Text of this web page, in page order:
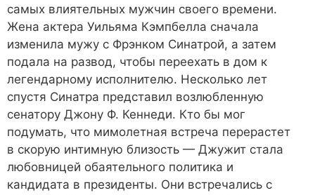
самых влиятельных мужчин своего времени.
Жена актера Уильяма Кэмпбелла сначала
изменила мужу с Фрэнком Синатрой, а затем
подала на развод, чтобы переехать в дом к
легендарному исполнителю. Несколько лет
спустя Синатра представил возлюбленную
сенатору Джону Ф. Кеннеди. Кто бы мог
подумать, что мимолетная встреча перерастет
в скорую интимную близость — Джужит стала
любовницей обаятельного политика и
кандидата в президенты. Они встречались с